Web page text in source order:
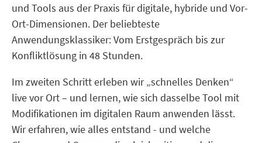
und Tools aus der Praxis für digitale, hybride und Vor-
Ort-Dimensionen. Der beliebteste
Anwendungsklassiker: Vom Erstgespräch bis zur
Konfliktlösung in 48 Stunden.
Im zweiten Schritt erleben wir „schnelles Denken“
live vor Ort – und lernen, wie sich dasselbe Tool mit
Modifikationen im digitalen Raum anwenden lässt.
Wir erfahren, wie alles entstand - und welche